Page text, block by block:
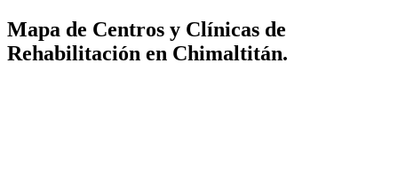
Mapa de Centros y Clínicas de
Rehabilitación en Chimaltitán.